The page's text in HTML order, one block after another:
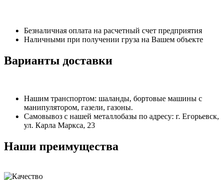
Безналичная оплата на расчетный счет предприятия
Наличными при получении груза на Вашем объекте
Варианты доставки
Нашим транспортом: шаланды, бортовые машины с
манипулятором, газели, газоны.
Самовывоз с нашей металлобазы по адресу: г. Егорьевск,
ул. Карла Маркса, 23
Наши преимущества